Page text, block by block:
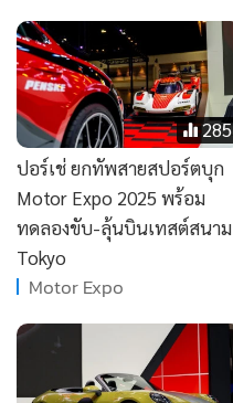
• เศรษฐกิจ-ธุรกิจ
• จีน
•
ชุมชน-คุณภาพชีวิต
• อาชญากรรม
• Motoring
• เกม
วิทยาศาสตร์
• SMEs
อินโดจีน
กองทุนรวม
285
ปอร์เช่ ยกทัพสายสปอร์ตบุก
Motor Expo 2025 พร้อม
ทดลองขับ-ลุ้นบินเทสต์สนาม
Tokyo
Motor Expo